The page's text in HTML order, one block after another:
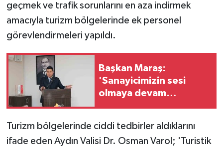
geçmek ve trafik sorunlarını en aza indirmek
amacıyla turizm bölgelerinde ek personel
görevlendirmeleri yapıldı.
Başkan Maraş:
'Sanayicimizin sesi
olmaya devam
Turizm bölgelerinde ciddi tedbirler aldıklarını
ifade eden Aydın Valisi Dr. Osman Varol; 'Turistik